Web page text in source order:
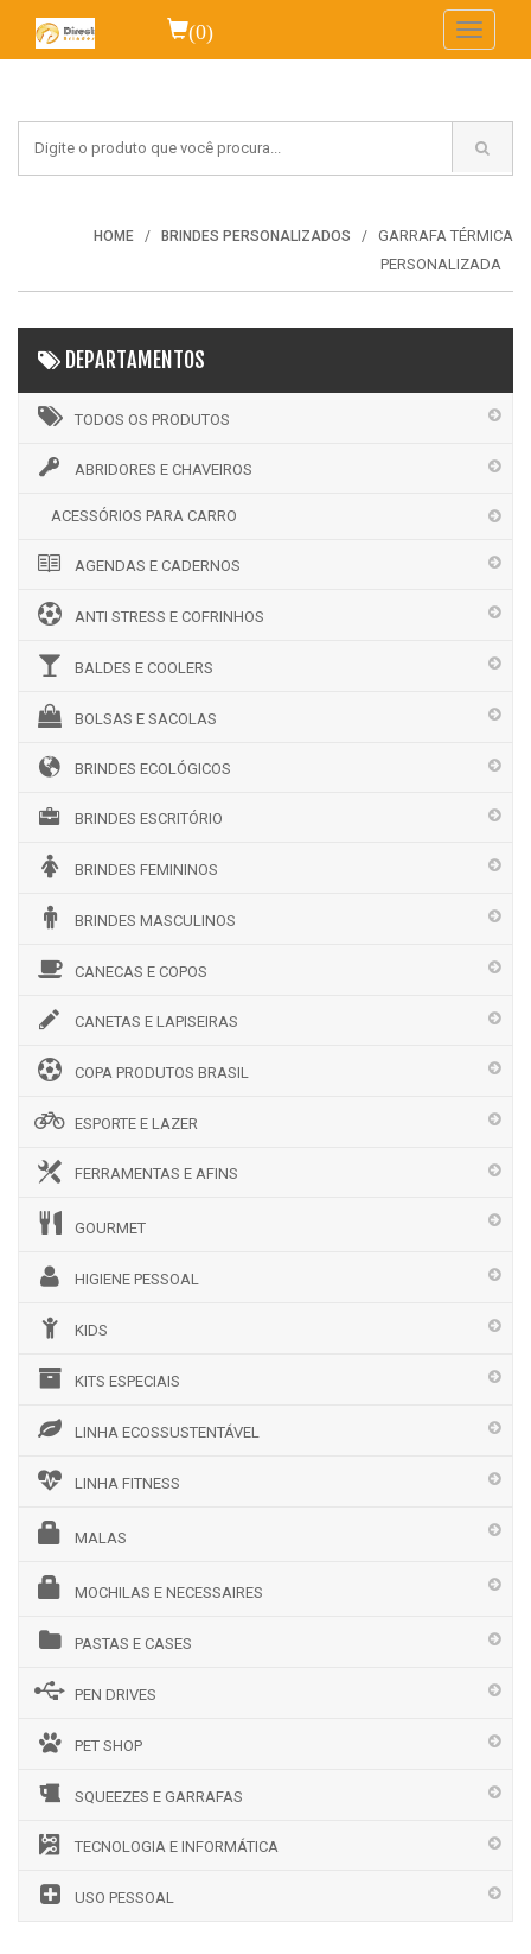
(0)
Toggle
HOME BRINDES PERSONALIZADOS
GARRAFA TÉRMICA
PERSONALIZADA
DEPARTAMENTOS
TODOS OS PRODUTOS
ABRIDORES E CHAVEIROS
ACESSÓRIOS PARA CARRO
AGENDAS E CADERNOS
ANTI STRESS E COFRINHOS
BALDES E COOLERS
BOLSAS E SACOLAS
BRINDES ECOLÓGICOS
BRINDES ESCRITÓRIO
BRINDES FEMININOS
BRINDES MASCULINOS
CANECAS E COPOS
CANETAS E LAPISEIRAS
COPA PRODUTOS BRASIL
ESPORTE E LAZER
FERRAMENTAS E AFINS
GOURMET
HIGIENE PESSOAL
KIDS
KITS ESPECIAIS
LINHA ECOSSUSTENTÁVEL
LINHA FITNESS
MALAS
MOCHILAS E NECESSAIRES
PASTAS E CASES
PEN DRIVES
PET SHOP
SQUEEZES E GARRAFAS
TECNOLOGIA E INFORMÁTICA
USO PESSOAL